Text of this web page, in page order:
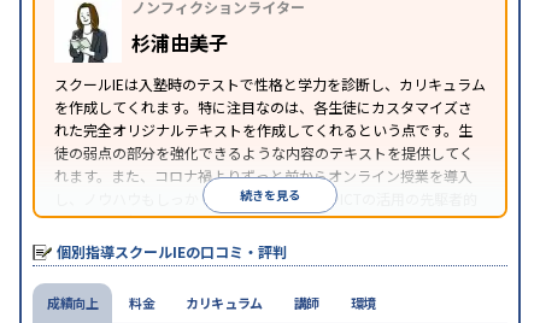
可能季節講習のみの受講可
※2023年3月調査。小学校高学年の個別指導塾アンケート調査方法
ノンフィクションライター
杉浦由美子
スクールIEは入塾時のテストで性格と学力を診断し、カリキュラム
を作成してくれます。特に注目なのは、各生徒にカスタマイズさ
れた完全オリジナルテキストを作成してくれるという点です。生
徒の弱点の部分を強化できるような内容のテキストを提供してく
れます。また、コロナ禍よりずっと前からオンライン授業を導入
し、ノウハウもしっかりとしています。AIやICTの活用の先駆者的
な個別指導塾です。
続きを見る
個別指導スクールIEの口コミ・評判
成績向上 料金 カリキュラム 講師 環境